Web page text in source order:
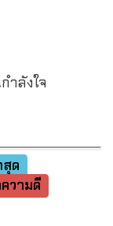
ำลังใจ
สุด
วามดี